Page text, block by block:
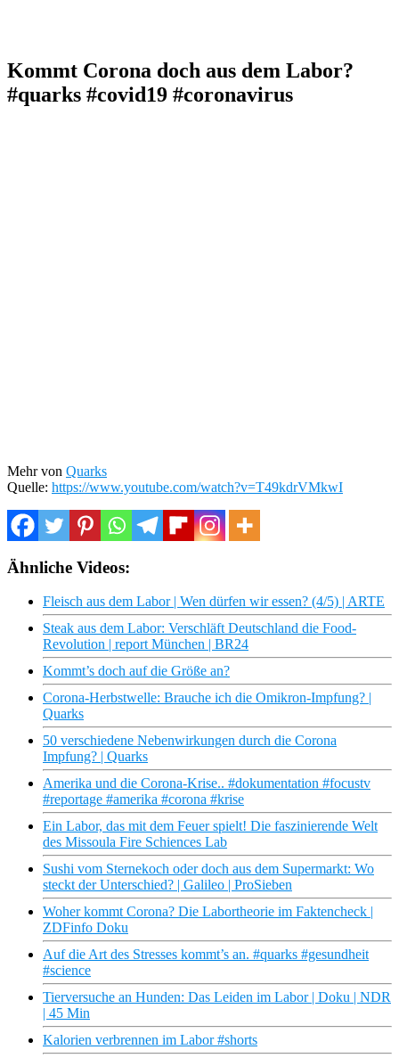
Kommt Corona doch aus dem Labor?
#quarks #covid19 #coronavirus
Mehr von Quarks
Quelle: https://www.youtube.com/watch?v=T49kdrVMkwI
Ähnliche Videos:
Fleisch aus dem Labor | Wen dürfen wir essen? (4/5) | ARTE
Steak aus dem Labor: Verschläft Deutschland die Food-
Revolution | report München | BR24
Kommt’s doch auf die Größe an?
Corona-Herbstwelle: Brauche ich die Omikron-Impfung? |
Quarks
50 verschiedene Nebenwirkungen durch die Corona
Impfung? | Quarks
Amerika und die Corona-Krise.. #dokumentation #focustv
#reportage #amerika #corona #krise
Ein Labor, das mit dem Feuer spielt! Die faszinierende Welt
des Missoula Fire Schiences Lab
Sushi vom Sternekoch oder doch aus dem Supermarkt: Wo
steckt der Unterschied? | Galileo | ProSieben
Woher kommt Corona? Die Labortheorie im Faktencheck |
ZDFinfo Doku
Auf die Art des Stresses kommt’s an. #quarks #gesundheit
#science
Tierversuche an Hunden: Das Leiden im Labor | Doku | NDR
| 45 Min
Kalorien verbrennen im Labor #shorts